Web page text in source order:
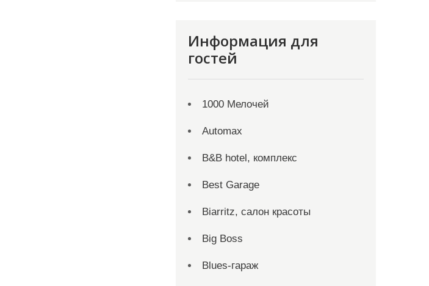
Информация для
гостей
1000 Мелочей
Automax
B&B hotel, комплекс
Best Garage
Biarritz, салон красоты
Big Boss
Blues-гараж